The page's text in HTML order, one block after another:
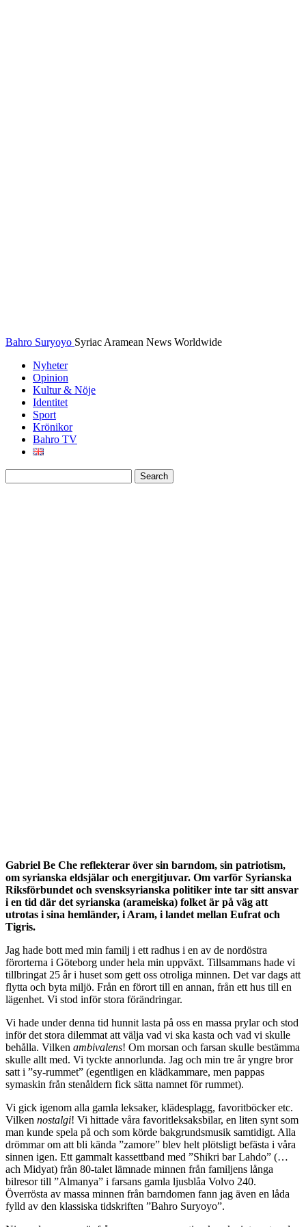
Bahro Suryoyo Syriac Aramean News Worldwide
Nyheter
Opinion
Kultur & Nöje
Identitet
Sport
Krönikor
Bahro TV
Gabriel Be Che reflekterar över sin barndom, sin patriotism,
om syrianska eldsjälar och energitjuvar. Om varför Syrianska
Riksförbundet och svensksyrianska politiker inte tar sitt ansvar
i en tid där det syrianska (arameiska) folket är på väg att
utrotas i sina hemländer, i Aram, i landet mellan Eufrat och
Tigris.
Jag hade bott med min familj i ett radhus i en av de nordöstra
förorterna i Göteborg under hela min uppväxt. Tillsammans hade vi
tillbringat 25 år i huset som gett oss otroliga minnen. Det var dags att
flytta och byta miljö. Från en förort till en annan, från ett hus till en
lägenhet. Vi stod inför stora förändringar.
Vi hade under denna tid hunnit lasta på oss en massa prylar och stod
inför det stora dilemmat att välja vad vi ska kasta och vad vi skulle
behålla. Vilken ambivalens! Om morsan och farsan skulle bestämma
skulle allt med. Vi tyckte annorlunda. Jag och min tre år yngre bror
satt i ”sy-rummet” (egentligen en klädkammare, men pappas
symaskin från stenåldern fick sätta namnet för rummet).
Vi gick igenom alla gamla leksaker, klädesplagg, favoritböcker etc.
Vilken nostalgi! Vi hittade våra favoritleksaksbilar, en liten synt som
man kunde spela på och som körde bakgrundsmusik samtidigt. Alla
drömmar om att bli kända ”zamore” blev helt plötsligt befästa i våra
sinnen igen. Ett gammalt kassettband med ”Shikri bar Lahdo” (…
ach Midyat) från 80-talet lämnade minnen från familjens långa
bilresor till ”Almanya” i farsans gamla ljusblåa Volvo 240.
Överrösta av massa minnen från barndomen fann jag även en låda
fylld av den klassiska tidskriften ”Bahro Suryoyo”.